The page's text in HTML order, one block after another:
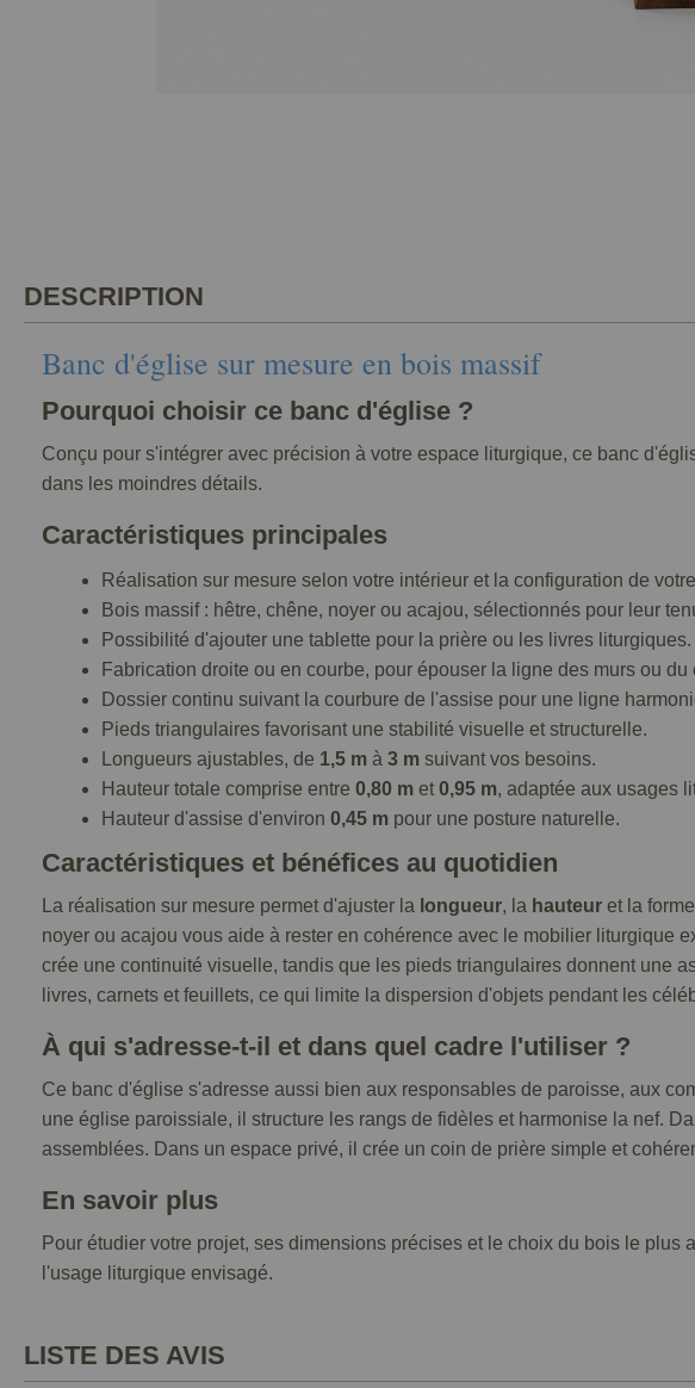
DESCRIPTION
Banc d'église sur mesure en bois massif
Pourquoi choisir ce banc d'église ?
Conçu pour s'intégrer avec précision à votre espace liturgique, ce banc
dans les moindres détails.
Caractéristiques principales
Réalisation sur mesure selon votre intérieur et la configuration de
Bois massif : hêtre, chêne, noyer ou acajou, sélectionnés pour leur
Possibilité d'ajouter une tablette pour la prière ou les livres liturgiques.
Fabrication droite ou en courbe, pour épouser la ligne des murs ou du
Dossier continu suivant la courbure de l'assise pour une ligne
Pieds triangulaires favorisant une stabilité visuelle et structurelle.
Longueurs ajustables, de 1,5 m à 3 m suivant vos besoins.
Hauteur totale comprise entre 0,80 m et 0,95 m, adaptée aux usages
Hauteur d'assise d'environ 0,45 m pour une posture naturelle.
Caractéristiques et bénéfices au quotidien
La réalisation sur mesure permet d'ajuster la longueur, la hauteur et la
noyer ou acajou vous aide à rester en cohérence avec le mobilier liturgique
crée une continuité visuelle, tandis que les pieds triangulaires donnent une
livres, carnets et feuillets, ce qui limite la dispersion d'objets pendant les
À qui s'adresse-t-il et dans quel cadre l'utiliser ?
Ce banc d'église s'adresse aussi bien aux responsables de paroisse, aux
une église paroissiale, il structure les rangs de fidèles et harmonise la nef.
assemblées. Dans un espace privé, il crée un coin de prière simple et
En savoir plus
Pour étudier votre projet, ses dimensions précises et le choix du bois le
l'usage liturgique envisagé.
LISTE DES AVIS